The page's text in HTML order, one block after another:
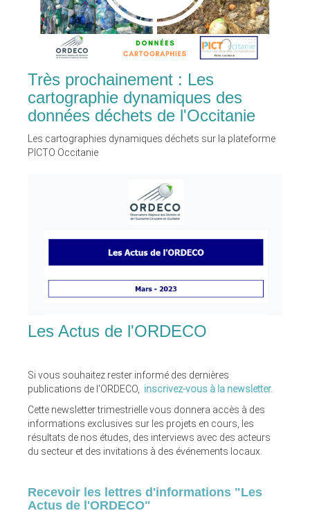
Très prochainement : Les
cartographie dynamiques des
données déchets de l'Occitanie
Les cartographies dynamiques déchets sur la plateforme
PICTO Occitanie
Les Actus de l'ORDECO
Si vous souhaitez rester informé des dernières
publications de l'ORDECO, inscrivez-vous à la newsletter.
Cette newsletter trimestrielle vous donnera accès à des
informations exclusives sur les projets en cours, les
résultats de nos études, des interviews avec des acteurs
du secteur et des invitations à des événements locaux.
Recevoir les lettres d'informations "Les
Actus de l'ORDECO"